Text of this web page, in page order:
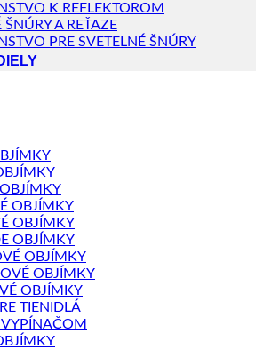
K REFLEKTOROM
ŠNÚRY A REŤAZE
PRE SVETELNÉ ŠNÚRY
OBJÍMKY
OBJÍMKY
OBJÍMKY
OBJÍMKY
OBJÍMKY
OBJÍMKY
TIENIDLÁ